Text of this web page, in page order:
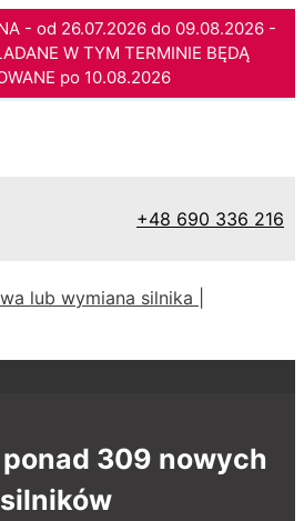
- od 26.07.2026 do 09.08.2026 -
W TYM TERMINIE BĘDĄ
po 10.08.2026
+48 690 336 216
309 nowych
silników